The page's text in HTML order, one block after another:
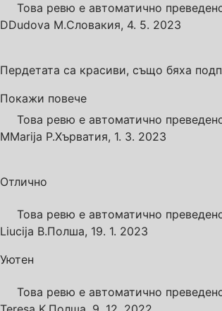
Това ревю е автоматично
DDudova M.Словакия, 4. 5. 2023
Пердетата са красиви, също бяха
Покажи повече
Това ревю е автоматично
MMarija P.Хърватия, 1. 3. 2023
Отлично
Това ревю е автоматично
Liucija B.Полша, 19. 1. 2023
Уютен
Това ревю е автоматично